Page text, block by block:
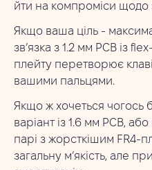
йти на компроміси щодо
Якщо ваша ціль -
зв’язка з 1.2 мм PCB із
плейту перетворює
вашими пальцями.
Якщо ж хочеться чогось
варіант із 1.6 мм PCB,
парі з жорсткішим FR4-
загальну м’якість, але